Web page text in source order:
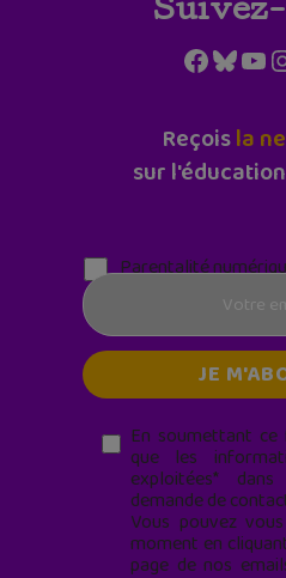
Reçoisla
sur
Parentalité
En soumettant ce
que les
exploitées*
demande de
Vous pouvez
moment en
page de nos